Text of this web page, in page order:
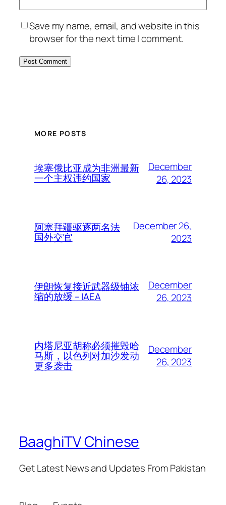
Save my name, email, and website in this
browser for the next time I comment.
MORE POSTS
埃塞俄比亚成为非洲最新
一个主权违约国家
December
26, 2023
阿塞拜疆驱逐两名法
国外交官
December 26,
2023
伊朗恢复接近武器级铀浓
缩的放缓 – IAEA
December
26, 2023
内塔尼亚胡称必须摧毁哈
马斯，以色列对加沙发动
更多袭击
December
26, 2023
BaaghiTV Chinese
Get Latest News and Updates From Pakistan